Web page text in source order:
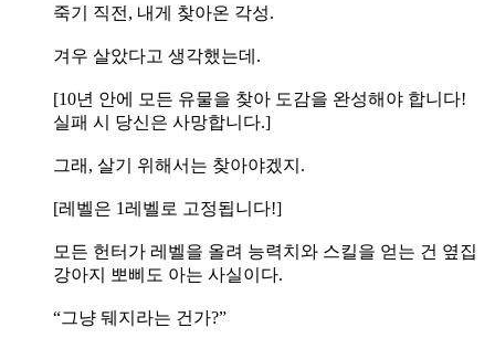
죽기 직전, 내게 찾아온 각성.
겨우 살았다고 생각했는데.
[10년 안에 모든 유물을 찾아 도감을 완성해야 합니다!
실패 시 당신은 사망합니다.]
그래, 살기 위해서는 찾아야겠지.
[레벨은 1레벨로 고정됩니다!]
모든 헌터가 레벨을 올려 능력치와 스킬을 얻는 건 옆집
강아지 뽀삐도 아는 사실이다.
“그냥 뒈지라는 건가?”